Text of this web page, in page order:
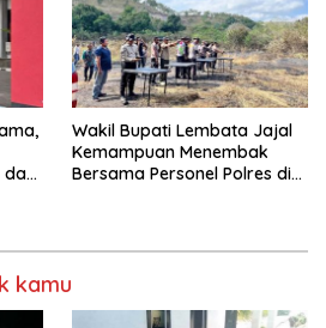
dan
Wakil Bupati Lembata Jajal
Kemampuan Menembak
Bersama Personel Polres di
kamu